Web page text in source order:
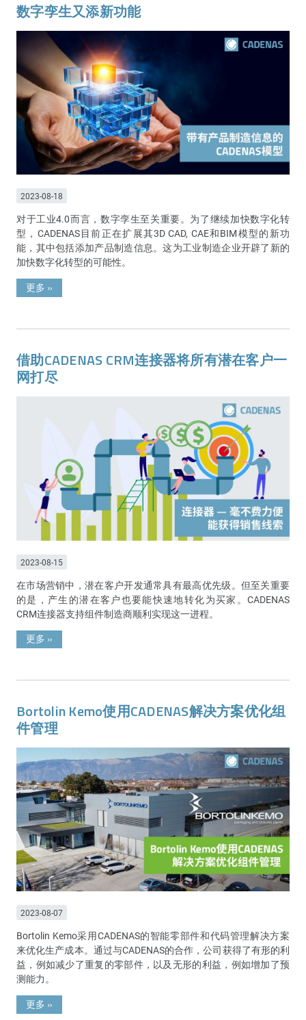
数字孪生又添新功能
2023-08-18
对于工业4.0而言，数字孪生至关重要。为了继续加快数字化转
型，CADENAS目前正在扩展其3D CAD, CAE和BIM模型的新功
能，其中包括添加产品制造信息。这为工业制造企业开辟了新的
加快数字化转型的可能性。
更多 »
借助CADENAS CRM连接器将所有潜在客户一
网打尽
2023-08-15
在市场营销中，潜在客户开发通常具有最高优先级。但至关重要
的是，产生的潜在客户也要能快速地转化为买家。CADENAS
CRM连接器支持组件制造商顺利实现这一进程。
更多 »
Bortolin Kemo使用CADENAS解决方案优化组
件管理
2023-08-07
Bortolin Kemo采用CADENAS的智能零部件和代码管理解决方案
来优化生产成本。通过与CADENAS的合作，公司获得了有形的利
益，例如减少了重复的零部件，以及无形的利益，例如增加了预
测能力。
更多 »